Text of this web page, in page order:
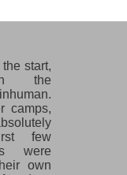
start,
the
camps,
few
were
own